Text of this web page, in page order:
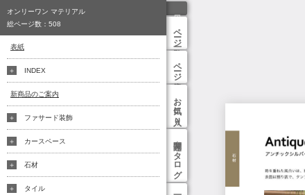
ページ一覧
ページ検索
お気に入り
関連カタログ
オンリーワン マテリアル
総ページ数： 508
表紙
INDEX
新商品のご案内
ファサード装飾
カースペース
石材
タイル